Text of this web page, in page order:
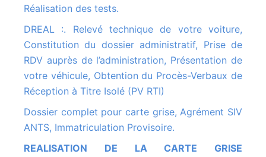
Réalisation des tests.
DREAL :. Relevé technique de votre voiture,
Constitution du dossier administratif, Prise de
RDV auprès de l’administration, Présentation de
votre véhicule, Obtention du Procès-Verbaux de
Réception à Titre Isolé (PV RTI)
Dossier complet pour carte grise, Agrément SIV
ANTS, Immatriculation Provisoire.
REALISATION DE LA CARTE GRISE